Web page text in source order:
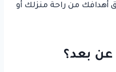
أهدافك من راحة منزلك أو
عن بعد؟